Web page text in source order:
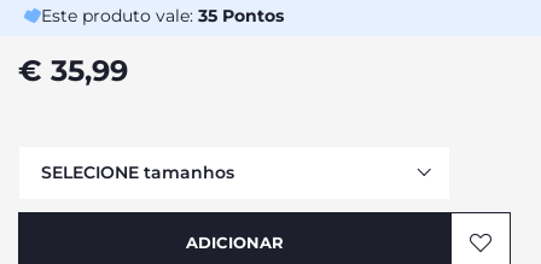
Este produto vale: 35 Pontos
€ 35,99
SELECIONE tamanhos
ADICIONAR